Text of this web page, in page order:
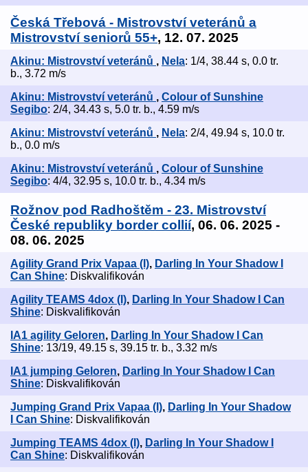
Česká Třebová - Mistrovství veteránů a
Mistrovství seniorů 55+, 12. 07. 2025
Akinu: Mistrovství veteránů , Nela: 1/4, 38.44 s, 0.0 tr.
b., 3.72 m/s
Akinu: Mistrovství veteránů , Colour of Sunshine
Segibo: 2/4, 34.43 s, 5.0 tr. b., 4.59 m/s
Akinu: Mistrovství veteránů , Nela: 2/4, 49.94 s, 10.0 tr.
b., 0.0 m/s
Akinu: Mistrovství veteránů , Colour of Sunshine
Segibo: 4/4, 32.95 s, 10.0 tr. b., 4.34 m/s
Rožnov pod Radhoštěm - 23. Mistrovství
České republiky border collií, 06. 06. 2025 -
08. 06. 2025
Agility Grand Prix Vapaa (I), Darling In Your Shadow I
Can Shine: Diskvalifikován
Agility TEAMS 4dox (I), Darling In Your Shadow I Can
Shine: Diskvalifikován
IA1 agility Geloren, Darling In Your Shadow I Can
Shine: 13/19, 49.15 s, 39.15 tr. b., 3.32 m/s
IA1 jumping Geloren, Darling In Your Shadow I Can
Shine: Diskvalifikován
Jumping Grand Prix Vapaa (I), Darling In Your Shadow
I Can Shine: Diskvalifikován
Jumping TEAMS 4dox (I), Darling In Your Shadow I
Can Shine: Diskvalifikován